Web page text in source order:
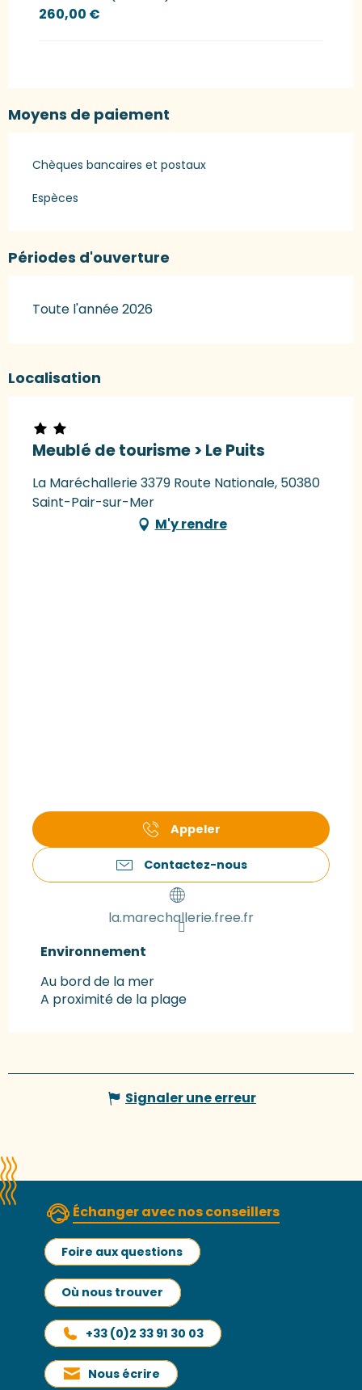
260,00 €
Moyens de paiement
Chèques bancaires et postaux
Espèces
Périodes d'ouverture
Toute l'année 2026
Localisation
Meublé de tourisme > Le Puits
La Maréchallerie 3379 Route Nationale, 50380
Saint-Pair-sur-Mer
M'y rendre
Appeler
Contactez-nous
la.marechallerie.free.fr
Environnement
Environnement
Au bord de la mer
A proximité de la plage
Signaler une erreur
Échanger avec nos conseillers
Foire aux questions
Où nous trouver
+33 (0)2 33 91 30 03
Nous écrire